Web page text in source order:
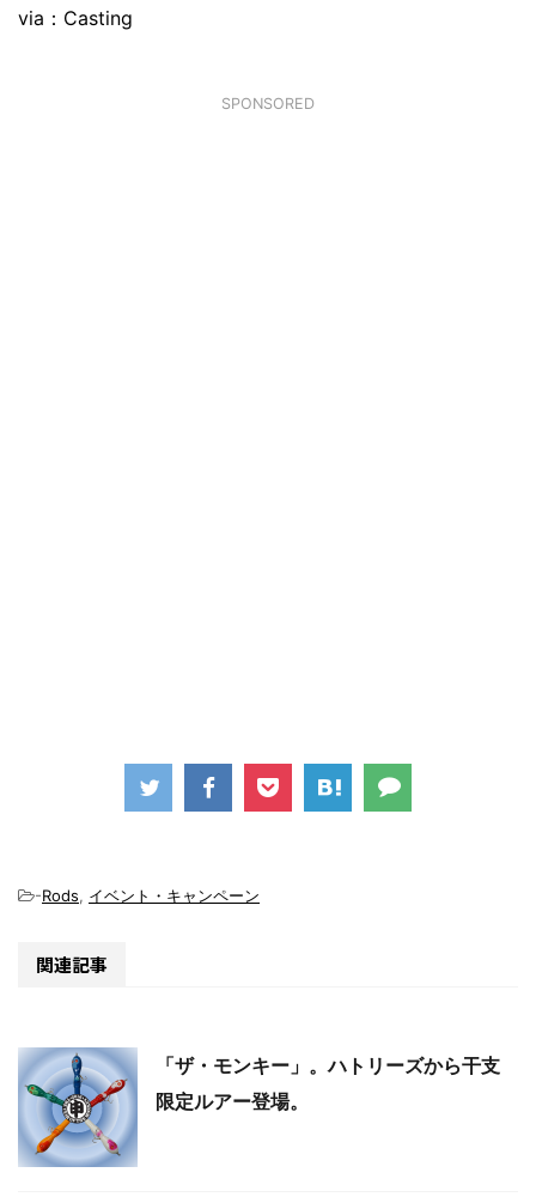
via：Casting
SPONSORED
-Rods, イベント・キャンペーン
関連記事
「ザ・モンキー」。ハトリーズから干支
限定ルアー登場。